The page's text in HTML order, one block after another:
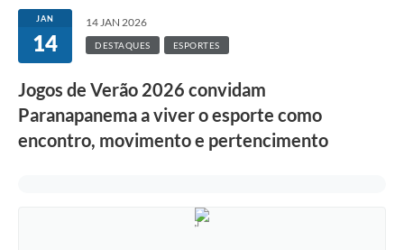
Transparência
Ouvidoria / SIC
Fale Conosco
Leis Municipais
JAN
14
14 JAN 2026
DESTAQUES ESPORTES
Jogos de Verão 2026 convidam
Paranapanema a viver o esporte como
encontro, movimento e pertencimento